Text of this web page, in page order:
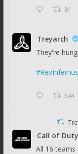
81
Treyarch
They're
#RexInfernus
544
Call of
All 16